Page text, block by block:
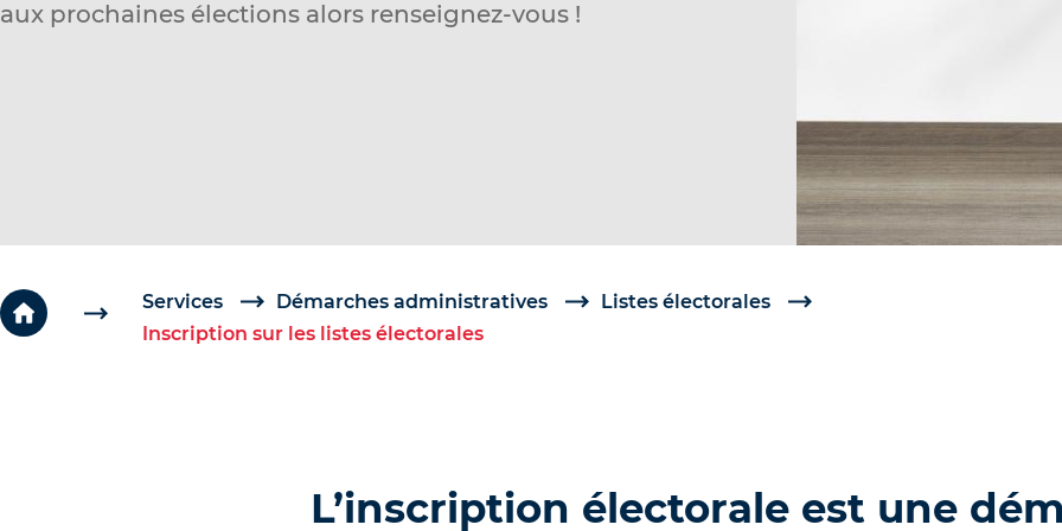
c
o
n
aux prochaines élections alors renseignez-vous !
Services Démarches administratives
Listes électorales
Inscription sur les listes électorales
L’inscription électorale est une